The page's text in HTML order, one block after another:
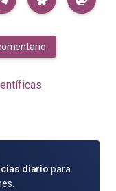
diario para